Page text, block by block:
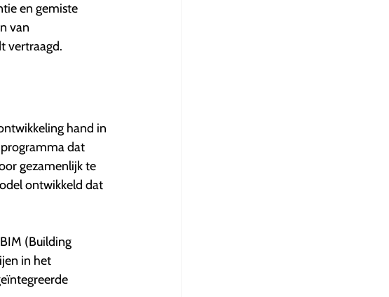
en gemiste
van
vertraagd.
hand in
dat
gezamenlijk te
ontwikkeld dat
(Building
in het